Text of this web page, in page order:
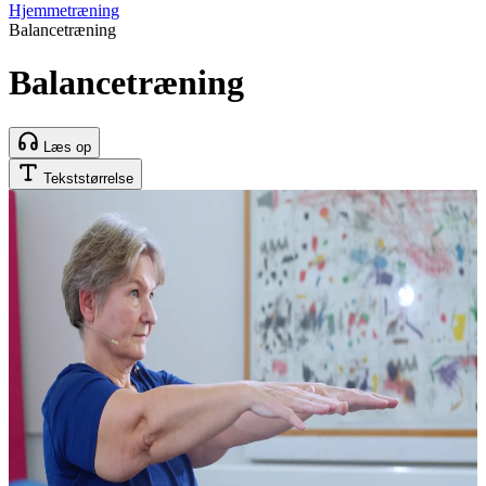
Hjemmetræning
Balancetræning
Balancetræning
Læs op
Tekststørrelse